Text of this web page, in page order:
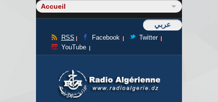
عربي
RSS Facebook
Twitter
YouTube